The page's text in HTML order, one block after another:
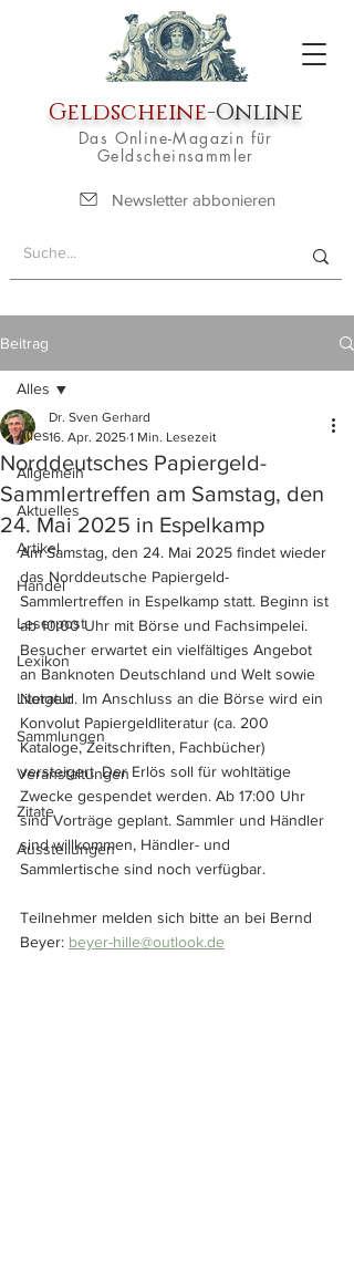
Geldscheine-Online
Das Online-Magazin für
Geldscheinsammler
Newsletter abbonieren
Beitrag
Alles
Allgemein
Aktuelles
Artikel
Handel
Leserpost
Lexikon
Literatur
Sammlungen
Veranstaltungen
Zitate
Ausstellungen
Alles
Norddeutsches Papiergeld-
Sammlertreffen am Samstag, den
24. Mai 2025 in Espelkamp
Dr. Sven Gerhard
16. Apr. 2025 1 Min. Lesezeit
Am Samstag, den 24. Mai 2025 findet wieder
das Norddeutsche Papiergeld-
Sammlertreffen in Espelkamp statt. Beginn ist
ab 10:00 Uhr mit Börse und Fachsimpelei.
Besucher erwartet ein vielfältiges Angebot
an Banknoten Deutschland und Welt sowie
Notgeld. Im Anschluss an die Börse wird ein
Konvolut Papiergeldliteratur (ca. 200
Kataloge, Zeitschriften, Fachbücher)
versteigert. Der Erlös soll für wohltätige
Zwecke gespendet werden. Ab 17:00 Uhr
sind Vorträge geplant. Sammler und Händler
sind willkommen, Händler- und
Sammlertische sind noch verfügbar.
Teilnehmer melden sich bitte an bei Bernd
Beyer: beyer-hille@outlook.de